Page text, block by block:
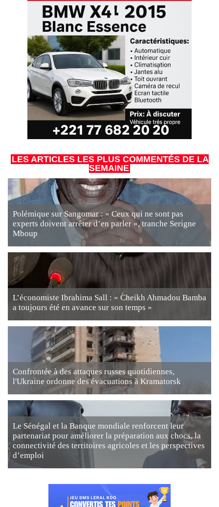
LES ARTICLES LES PLUS COMMENTÉS DE LA
SEMAINE
Polémique sur Sangomar : « Ceux qui ne sont pas
experts doivent arrêter d’en parler », tranche Serigne
Mboup
L’économiste Ibrahima Sall : « Cheikh Ahmadou Bamba
a toujours été en avance sur son temps »
Confrontée à des attaques russes quotidiennes,
l'Ukraine ordonne des évacuations à Kramatorsk
Le Sénégal et la Banque mondiale renforcent leur
partenariat pour améliorer la préparation aux chocs, la
connectivité des territoires agricoles et les perspectives
d’emploi